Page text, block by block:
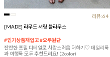
리뷰:64
[MADE] 라무드 셔링 블라우스
#인기상품재입고 #요루원단
잔잔한 프릴 디테일로 사랑스러움 더하기♡ 데일리룩
과 여행룩 모두 추천드려요! (2color)